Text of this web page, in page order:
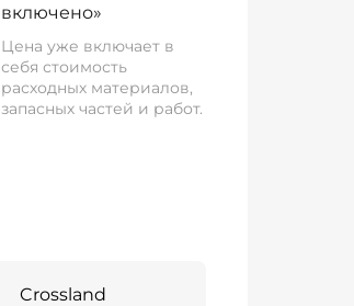
включено»
Цена уже включает в
себя стоимость
расходных материалов,
запасных частей и работ.
Crossland